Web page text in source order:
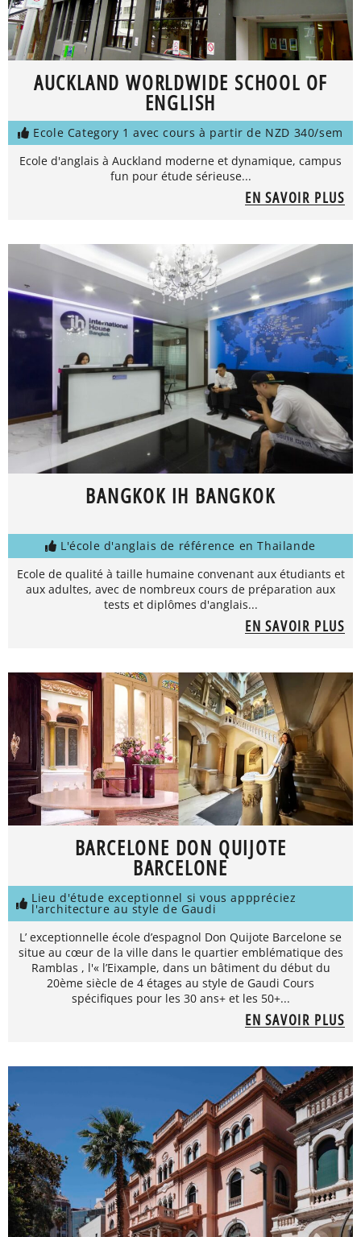
AUCKLAND WORLDWIDE SCHOOL OF
ENGLISH
Ecole Category 1 avec cours à partir de NZD 340/sem
Ecole d'anglais à Auckland moderne et dynamique, campus
fun pour étude sérieuse...
EN SAVOIR PLUS
BANGKOK IH BANGKOK
L'école d'anglais de référence en Thailande
Ecole de qualité à taille humaine convenant aux étudiants et
aux adultes, avec de nombreux cours de préparation aux
tests et diplômes d'anglais...
EN SAVOIR PLUS
BARCELONE DON QUIJOTE
BARCELONE
Lieu d'étude exceptionnel si vous apppréciez
l'architecture au style de Gaudi
L’ exceptionnelle école d’espagnol Don Quijote Barcelone se
situe au cœur de la ville dans le quartier emblématique des
Ramblas , l'« l’Eixample, dans un bâtiment du début du
20ème siècle de 4 étages au style de Gaudi Cours
spécifiques pour les 30 ans+ et les 50+...
EN SAVOIR PLUS